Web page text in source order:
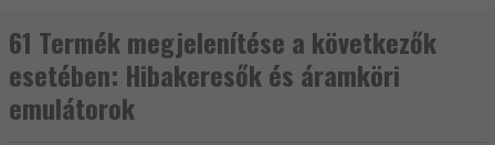
61 Termék megjelenítése a következők
esetében: Hibakeresők és áramköri
emulátorok